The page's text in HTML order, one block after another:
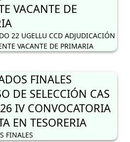
VACANTE DE
22 UGELLU CCD ADJUDICACIÓN
VACANTE DE PRIMARIA
FINALES
DE SELECCIÓN CAS
IV CONVOCATORIA
EN TESORERIA
FINALES